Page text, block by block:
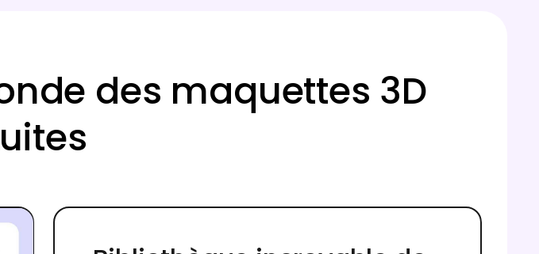
des maquettes 3D